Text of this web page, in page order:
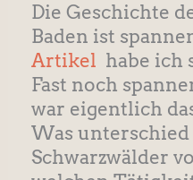
Die Geschichte
Baden ist
Artikel habe ich
Fast noch
war eigentlich
Was unterschied
Schwarzwälder